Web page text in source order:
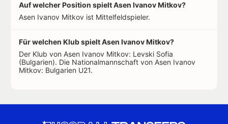
Auf welcher Position spielt Asen Ivanov Mitkov?
Asen Ivanov Mitkov ist Mittelfeldspieler.
Für welchen Klub spielt Asen Ivanov Mitkov?
Der Klub von Asen Ivanov Mitkov: Levski Sofia
(Bulgarien). Die Nationalmannschaft von Asen Ivanov
Mitkov: Bulgarien U21.